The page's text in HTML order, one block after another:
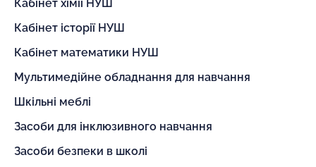
Кабінет хімії НУШ
Кабінет історії НУШ
Кабінет математики НУШ
Мультимедійне обладнання для навчання
Шкільні меблі
Засоби для інклюзивного навчання
Засоби безпеки в школі